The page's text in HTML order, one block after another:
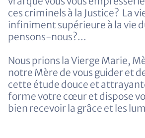
ces criminels à la Justice? La
infiniment supérieure à la vie
pensons-nous?...
Nous prions la Vierge Marie,
notre Mère de vous guider et
cette étude douce et
forme votre cœur et dispose
bien recevoir la grâce et les